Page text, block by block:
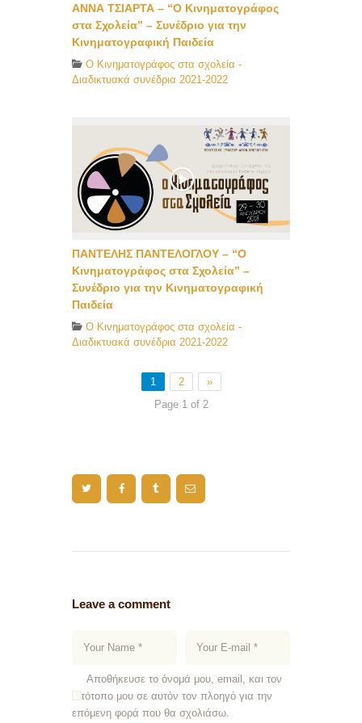
ΑΝΝΑ ΤΣΙΑΡΤΑ – “Ο Κινηματογράφος
στα Σχολεία” – Συνέδριο για την
Κινηματογραφική Παιδεία
O Κινηματογράφος στα σχολεία -
Διαδικτυακά συνέδρια 2021-2022
ΠΑΝΤΕΛΗΣ ΠΑΝΤΕΛΟΓΛΟΥ – “Ο
Κινηματογράφος στα Σχολεία” –
Συνέδριο για την Κινηματογραφική
Παιδεία
O Κινηματογράφος στα σχολεία -
Διαδικτυακά συνέδρια 2021-2022
1 2
»
Page 1 of 2
Leave a comment
Αποθήκευσε το όνομά μου, email, και τον
ιστότοπο μου σε αυτόν τον πλοηγό για την
επόμενη φορά που θα σχολιάσω.